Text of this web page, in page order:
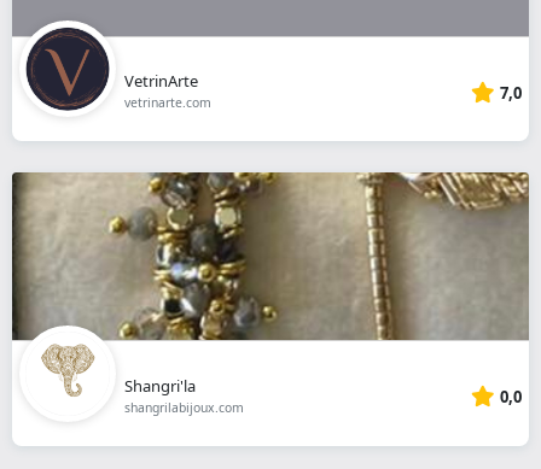
VetrinArte
vetrinarte.com 7,0
Shangri'la
shangrilabijoux.com 0,0